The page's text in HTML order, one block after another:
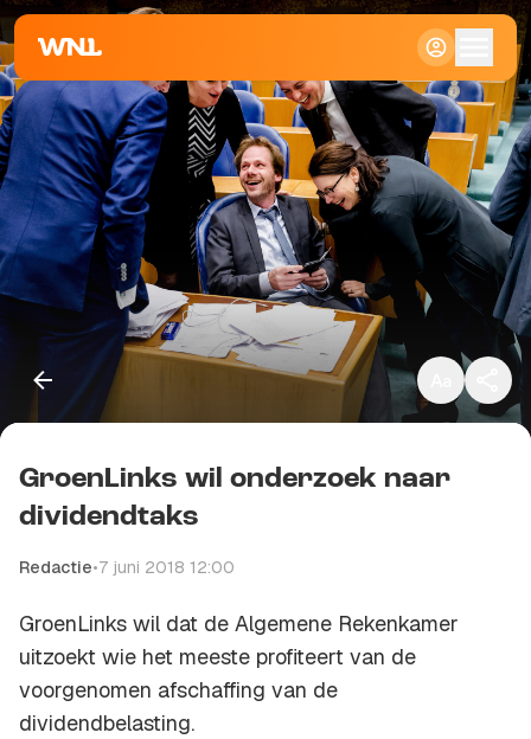
Klein
Standaard
Groot
Kopieer link
GroenLinks wil onderzoek naar
dividendtaks
Redactie•7 juni 2018 12:00
GroenLinks wil dat de Algemene Rekenkamer
uitzoekt wie het meeste profiteert van de
voorgenomen afschaffing van de
dividendbelasting.